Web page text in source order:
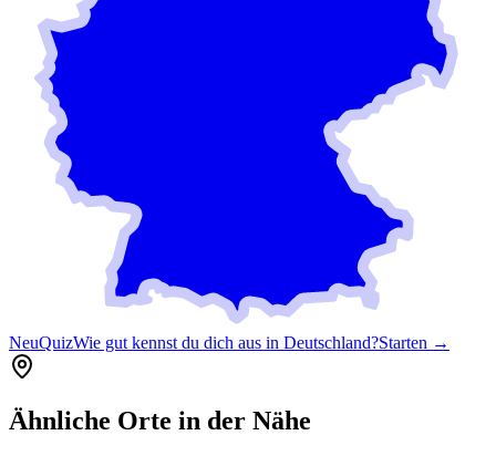
NeuQuizWie gut kennst du dich aus in Deutschland?Starten →
Ähnliche Orte in der Nähe